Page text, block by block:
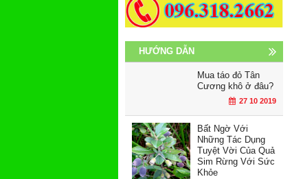
HƯỚNG DẪN
Mua táo đỏ Tân
Cương khô ở đâu?
27 10 2019
Bất Ngờ Với
Những Tác Dụng
Tuyệt Vời Của Quả
Sim Rừng Với Sức
Khỏe